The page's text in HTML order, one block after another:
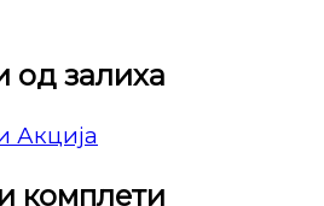
од залиха
комплети